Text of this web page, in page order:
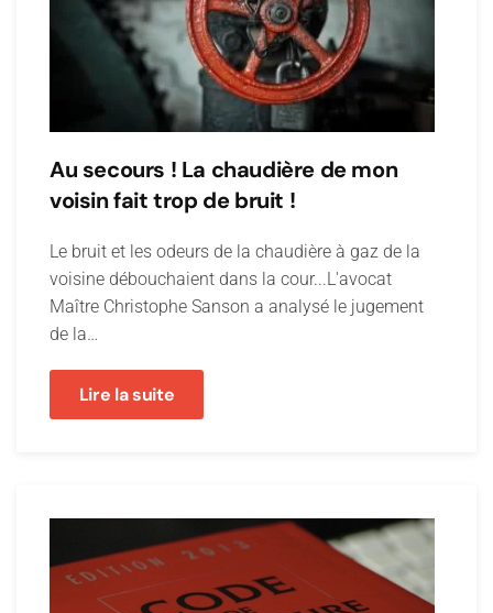
Au secours ! La chaudière de mon
voisin fait trop de bruit !
Le bruit et les odeurs de la chaudière à gaz de la
voisine débouchaient dans la cour...L'avocat
Maître Christophe Sanson a analysé le jugement
de la…
Lire la suite